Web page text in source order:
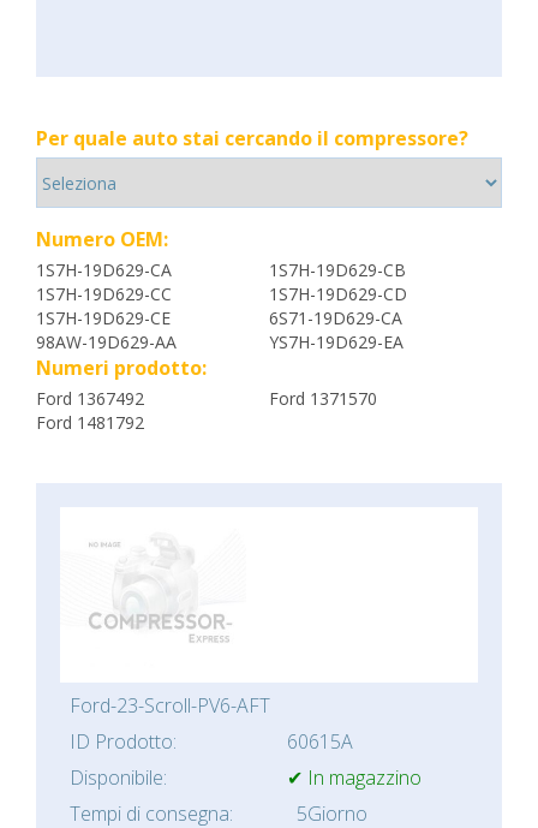
Per quale auto stai cercando il compressore?
Numero OEM:
1S7H-19D629-CA
1S7H-19D629-CB
1S7H-19D629-CC
1S7H-19D629-CD
1S7H-19D629-CE
6S71-19D629-CA
98AW-19D629-AA
YS7H-19D629-EA
Numeri prodotto:
Ford 1367492
Ford 1371570
Ford 1481792
Ford-23-Scroll-PV6-AFT
ID Prodotto:
60615A
Disponibile:
✔ In magazzino
Tempi di consegna:
5Giorno